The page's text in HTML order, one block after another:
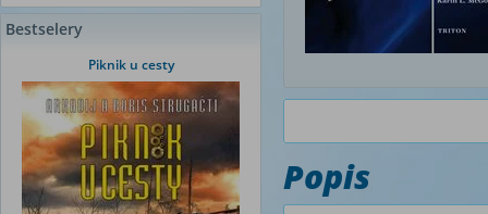
Bestselery
Piknik u cesty
Popis